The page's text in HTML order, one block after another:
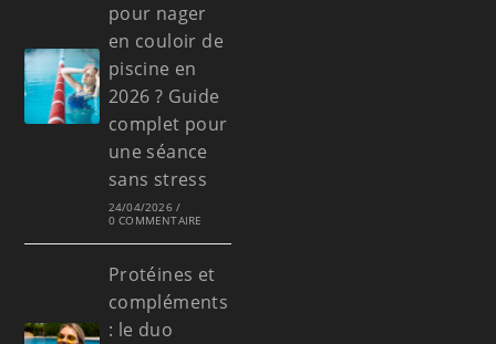
pour nager
en couloir de
piscine en
2026 ? Guide
complet pour
une séance
sans stress
24/04/2026 /
0 COMMENTAIRE
Protéines et
compléments
: le duo